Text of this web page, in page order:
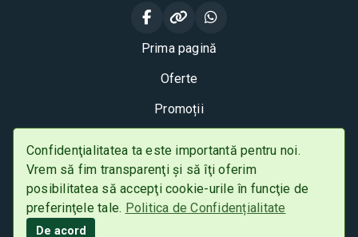
Confidenţialitatea ta este importantă pentru noi.
Vrem să fim transparenţi și să îţi oferim
posibilitatea să accepţi cookie-urile în funcţie de
preferinţele tale. Politica de Confidențialitate
De acord
Prima pagină
Oferte
Promoții
Contact
Mesaje